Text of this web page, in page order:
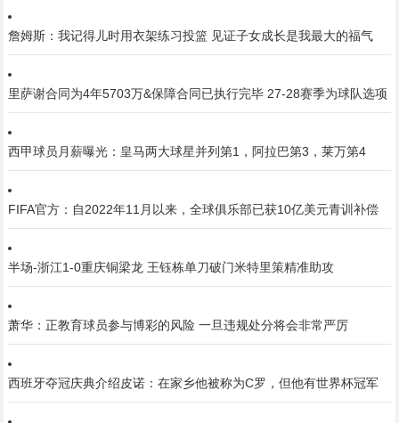
詹姆斯：我记得儿时用衣架练习投篮 见证子女成长是我最大的福气
里萨谢合同为4年5703万&保障合同已执行完毕 27-28赛季为球队选项
西甲球员月薪曝光：皇马两大球星并列第1，阿拉巴第3，莱万第4
FIFA官方：自2022年11月以来，全球俱乐部已获10亿美元青训补偿
半场-浙江1-0重庆铜梁龙 王钰栋单刀破门米特里策精准助攻
萧华：正教育球员参与博彩的风险 一旦违规处分将会非常严厉
西班牙夺冠庆典介绍皮诺：在家乡他被称为C罗，但他有世界杯冠军